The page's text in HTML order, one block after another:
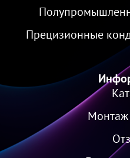
Прецизионные
Монтаж